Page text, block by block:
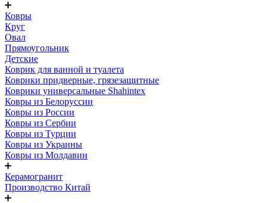
Ковры
Круг
Овал
Прямоугольник
Детские
Коврик для ванной и туалета
Коврики придверные, грязезащитные
Коврики универсальные Shahintex
Ковры из Белоруссии
Ковры из России
Ковры из Сербии
Ковры из Турции
Ковры из Украины
Ковры из Молдавии
Керамогранит
Производство Китай